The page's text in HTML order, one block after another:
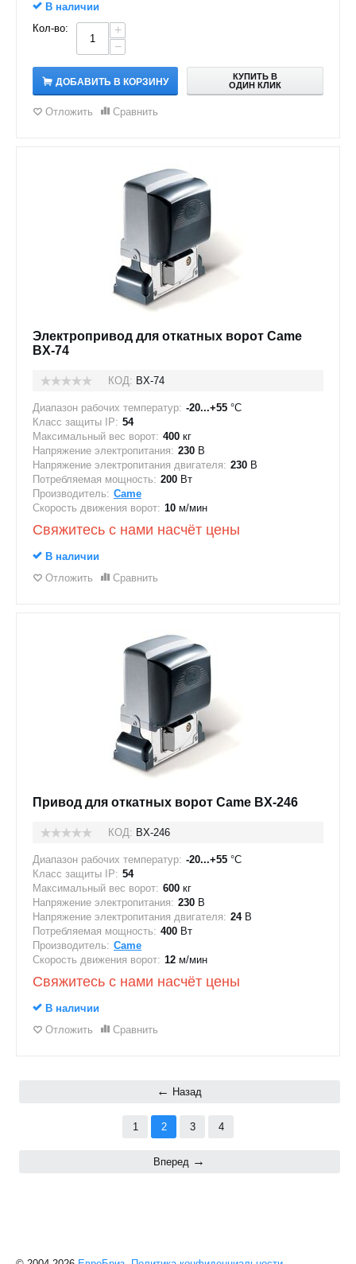
В наличии
Кол-во:
+
−
ДОБАВИТЬ В КОРЗИНУ
КУПИТЬ В
ОДИН КЛИК
Отложить Сравнить
Электропривод для откатных ворот Came
BX-74
КОД: BX-74
Диапазон рабочих температур: -20...+55 °C
Класс защиты IP: 54
Максимальный вес ворот: 400 кг
Напряжение электропитания: 230 В
Напряжение электропитания двигателя: 230 В
Потребляемая мощность: 200 Вт
Производитель: Came
Скорость движения ворот: 10 м/мин
Свяжитесь с нами насчёт цены
В наличии
Отложить
Сравнить
Привод для откатных ворот Came BX-246
КОД: BX-246
Диапазон рабочих температур: -20...+55 °C
Класс защиты IP: 54
Максимальный вес ворот: 600 кг
Напряжение электропитания: 230 В
Напряжение электропитания двигателя: 24В
Потребляемая мощность: 400 Вт
Производитель: Came
Скорость движения ворот: 12 м/мин
Свяжитесь с нами насчёт цены
В наличии
Отложить
Сравнить
Назад
1 2 3 4
Вперед